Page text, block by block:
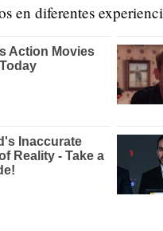
en diferentes